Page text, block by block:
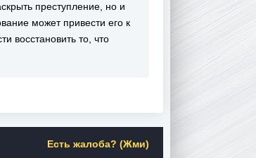
преступление, но и
может привести его к
восстановить то, что
Есть жалоба? (Жми)